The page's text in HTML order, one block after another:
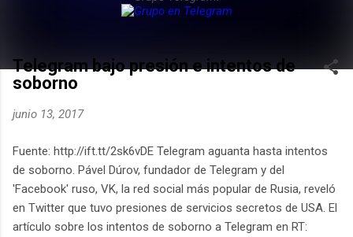
Telegram bajo presión e intentos de
soborno
junio 13, 2017
Fuente: http://ift.tt/2sk6vDE Telegram aguanta hasta intentos
de soborno. Pável Dúrov, fundador de Telegram y del
'Facebook' ruso, VK, la red social más popular de Rusia, reveló
en Twitter que tuvo presiones de servicios secretos de USA. El
artículo sobre los intentos de soborno a Telegram en RT: